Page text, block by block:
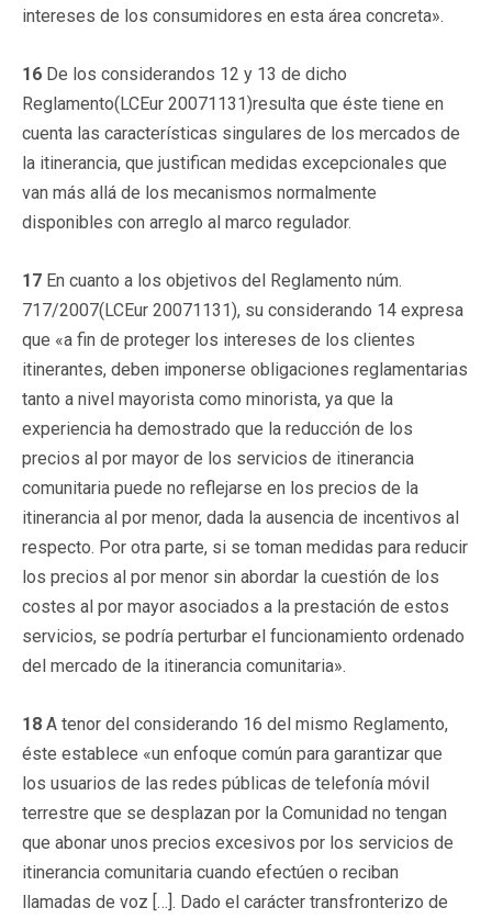
intereses de los consumidores en esta área concreta».
16 De los considerandos 12 y 13 de dicho
Reglamento(LCEur 20071131)resulta que éste tiene en
cuenta las características singulares de los mercados de
la itinerancia, que justifican medidas excepcionales que
van más allá de los mecanismos normalmente
disponibles con arreglo al marco regulador.
17 En cuanto a los objetivos del Reglamento núm.
717/2007(LCEur 20071131), su considerando 14 expresa
que «a fin de proteger los intereses de los clientes
itinerantes, deben imponerse obligaciones reglamentarias
tanto a nivel mayorista como minorista, ya que la
experiencia ha demostrado que la reducción de los
precios al por mayor de los servicios de itinerancia
comunitaria puede no reflejarse en los precios de la
itinerancia al por menor, dada la ausencia de incentivos al
respecto. Por otra parte, si se toman medidas para reducir
los precios al por menor sin abordar la cuestión de los
costes al por mayor asociados a la prestación de estos
servicios, se podría perturbar el funcionamiento ordenado
del mercado de la itinerancia comunitaria».
18 A tenor del considerando 16 del mismo Reglamento,
éste establece «un enfoque común para garantizar que
los usuarios de las redes públicas de telefonía móvil
terrestre que se desplazan por la Comunidad no tengan
que abonar unos precios excesivos por los servicios de
itinerancia comunitaria cuando efectúen o reciban
llamadas de voz […]. Dado el carácter transfronterizo de